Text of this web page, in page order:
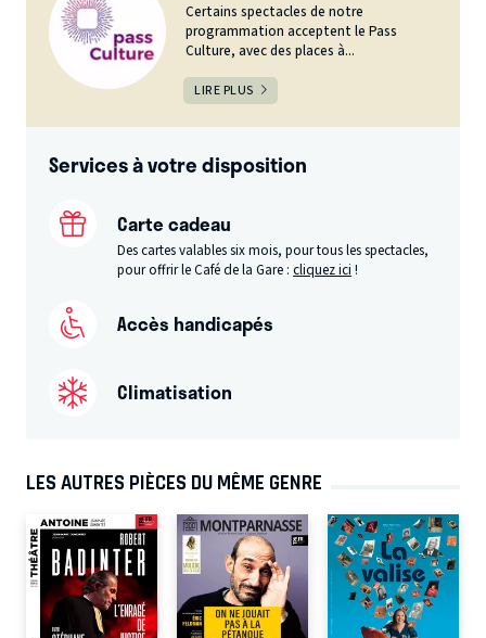
Certains spectacles de notre
programmation acceptent le Pass
Culture, avec des places à...
LIRE PLUS
Services à votre disposition
Carte cadeau
Des cartes valables six mois, pour tous les spectacles,
pour offrir le Café de la Gare :cliquez ici !
Accès handicapés
Climatisation
LES AUTRES PIÈCES DU MÊME GENRE